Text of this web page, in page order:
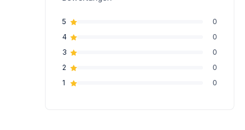
5
0
4
0
3
0
2
0
1
0